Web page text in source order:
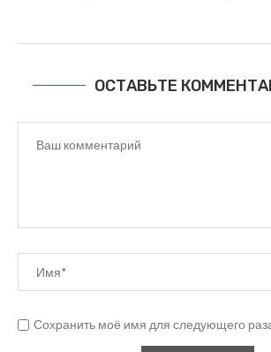
ОСТАВЬТЕ
Сохранить моё имя для следующего